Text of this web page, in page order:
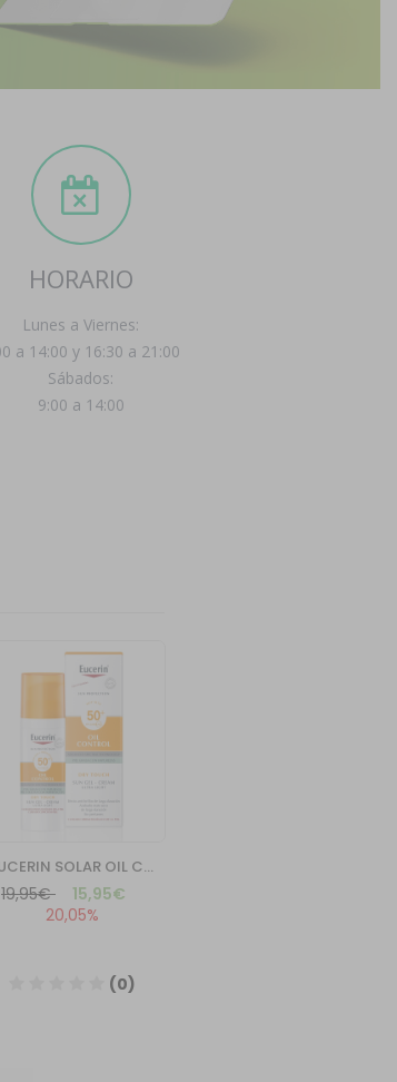
HORARIO
Lunes a Viernes:
a 14:00 y 16:30 a 21:00
Sábados:
9:00 a 14:00